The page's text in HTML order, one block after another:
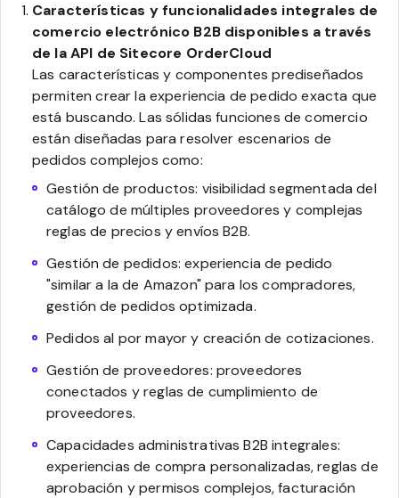
Características y funcionalidades integrales de
comercio electrónico B2B disponibles a través
de la API de Sitecore OrderCloud
Las características y componentes prediseñados
permiten crear la experiencia de pedido exacta que
está buscando. Las sólidas funciones de comercio
están diseñadas para resolver escenarios de
pedidos complejos como:
Gestión de productos: visibilidad segmentada del
catálogo de múltiples proveedores y complejas
reglas de precios y envíos B2B.
Gestión de pedidos: experiencia de pedido
"similar a la de Amazon" para los compradores,
gestión de pedidos optimizada.
Pedidos al por mayor y creación de cotizaciones.
Gestión de proveedores: proveedores
conectados y reglas de cumplimiento de
proveedores.
Capacidades administrativas B2B integrales:
experiencias de compra personalizadas, reglas de
aprobación y permisos complejos, facturación